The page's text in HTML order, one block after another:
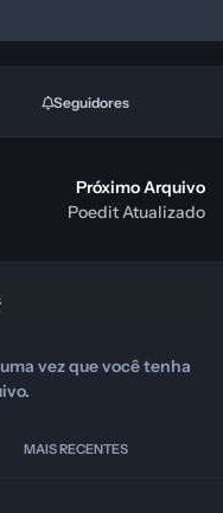
Seguidores
Próximo Arquivo
Poedit Atualizado
vez que você tenha
MAIS RECENTES